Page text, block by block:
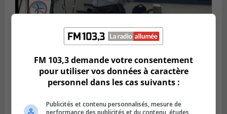
Climat Québec dévoile deux candidats
pour l’Agglomération
FM 103,3 demande votre consentement
pour utiliser vos données à caractère
personnel dans les cas suivants :
Publicités et contenu personnalisés, mesure de
performance des publicités et du contenu, études